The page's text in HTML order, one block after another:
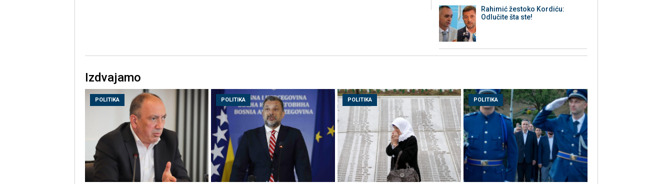
Rahimić žestoko Kordiću:
Odlučite šta ste!
Izdvajamo
POLITIKA POLITIKA POLITIKA POLITIKA